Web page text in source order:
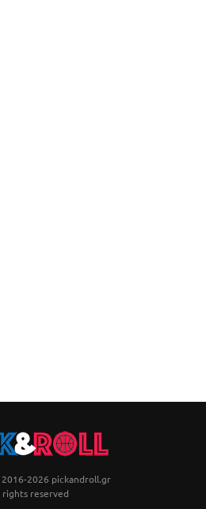
2026 pickandroll.gr
rights reserved